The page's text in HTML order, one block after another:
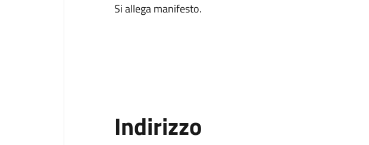
Si allega manifesto.
Indirizzo